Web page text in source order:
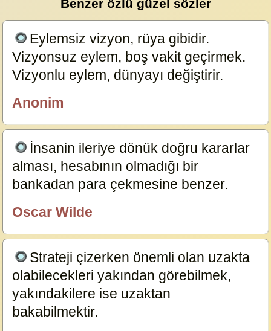
Benzer özlü güzel sözler
Eylemsiz vizyon, rüya gibidir.
Vizyonsuz eylem, boş vakit geçirmek.
Vizyonlu eylem, dünyayı değiştirir.
Anonim
İnsanin ileriye dönük doğru kararlar
alması, hesabının olmadığı bir
bankadan para çekmesine benzer.
Oscar Wilde
Strateji çizerken önemli olan uzakta
olabilecekleri yakından görebilmek,
yakındakilere ise uzaktan
bakabilmektir.